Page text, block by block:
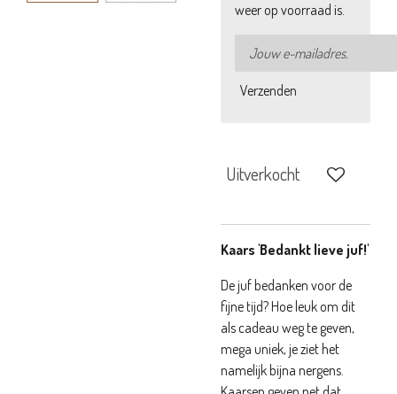
weer op voorraad is.
Verzenden
Uitverkocht
Kaars 'Bedankt lieve juf!'
De juf bedanken voor de
fijne tijd? Hoe leuk om dit
als cadeau weg te geven,
mega uniek, je ziet het
namelijk bijna nergens.